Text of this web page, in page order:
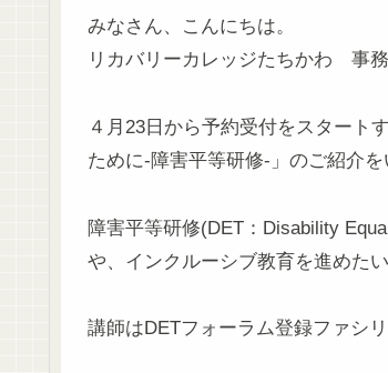
みなさん、こんにちは。
リカバリーカレッジたちかわ 事務
４月23日から予約受付をスタート
ために-障害平等研修-」のご紹介を
障害平等研修(DET：Disability
や、インクルーシブ教育を進めた
講師はDETフォーラム登録ファシ